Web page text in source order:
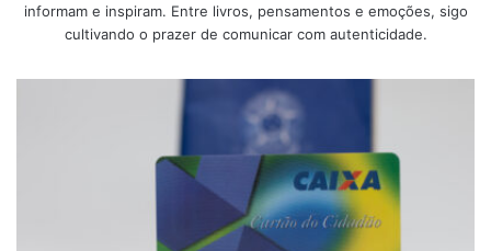
informam e inspiram. Entre livros, pensamentos e emoções, sigo
cultivando o prazer de comunicar com autenticidade.